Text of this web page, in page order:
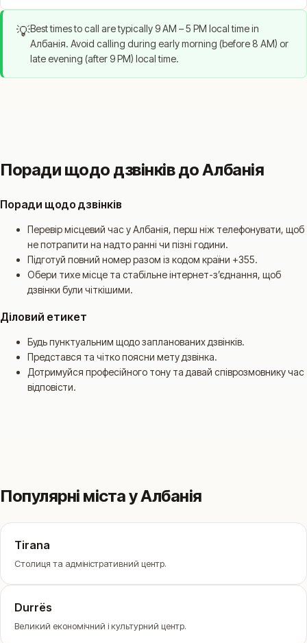
💡Best times to call are typically 9 AM – 5 PM local time in
Албанія. Avoid calling during early morning (before 8 AM) or
late evening (after 9 PM) local time.
Поради щодо дзвінків до Албанія
Поради щодо дзвінків
Перевір місцевий час у Албанія, перш ніж телефонувати, щоб
не потрапити на надто ранні чи пізні години.
Підготуй повний номер разом із кодом країни +355.
Обери тихе місце та стабільне інтернет-зʼєднання, щоб
дзвінки були чіткішими.
Діловий етикет
Будь пунктуальним щодо запланованих дзвінків.
Представся та чітко поясни мету дзвінка.
Дотримуйся професійного тону та давай співрозмовнику час
відповісти.
Популярні міста у Албанія
Tirana
Столиця та адміністративний центр.
Durrës
Великий економічний і культурний центр.